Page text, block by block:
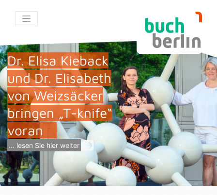
Dr. Elisa Kieback
und Dr. Elisabeth
von Weizsäcker
bringen „T-knife“
voran
... lesen Sie hier weiter